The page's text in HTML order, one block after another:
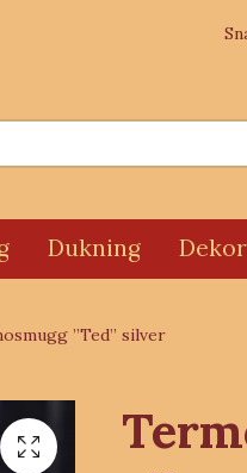
Dukning
”Ted” silver